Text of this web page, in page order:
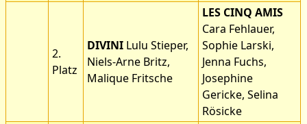
2.
Platz
DIVINI Lulu Stieper,
Niels-Arne Britz,
Malique Fritsche
LES CINQ AMIS
Cara Fehlauer,
Sophie Larski,
Jenna Fuchs,
Josephine
Gericke, Selina
Rösicke